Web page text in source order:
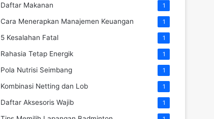
Daftar Makanan 1
Cara Menerapkan Manajemen Keuangan 1
5 Kesalahan Fatal 1
Rahasia Tetap Energik 1
Pola Nutrisi Seimbang 1
Kombinasi Netting dan Lob 1
Daftar Aksesoris Wajib 1